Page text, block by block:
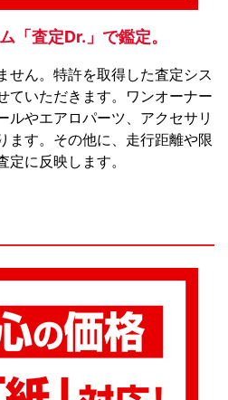
「査定Dr.」で鑑定。
せん。特許を取得した査定シス
ていただきます。ワンオーナー
ルやエアロパーツ、アクセサリ
ます。その他に、走行距離や限
に反映します。